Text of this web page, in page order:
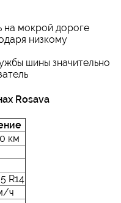
на мокрой дороге
низкому
шины значительно
Rosava
км
R14
ч